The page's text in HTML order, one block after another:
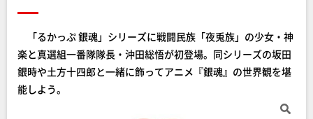
「るかっぷ 銀魂」シリーズに戦闘民族「夜兎族」の少女・神
楽と真選組一番隊隊長・沖田総悟が初登場。同シリーズの坂田
銀時や土方十四郎と一緒に飾ってアニメ『銀魂』の世界観を堪
能しよう。